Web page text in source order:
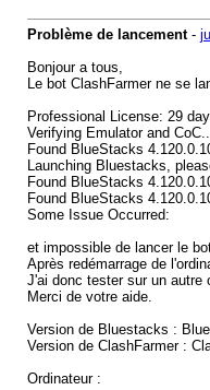
Problème de lancement-
Bonjour a tous,
Le bot ClashFarmer ne se
Professional License: 29
Verifying Emulator and
Found BlueStacks
Launching Bluestacks,
Found BlueStacks
Found BlueStacks
Some Issue Occurred:
et impossible de lancer le
Après redémarrage de
J'ai donc tester sur un autre
Merci de votre aide.
Version de Bluestacks :
Version de ClashFarmer :
Ordinateur :